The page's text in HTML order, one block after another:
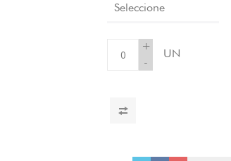
Seleccione
+
-
UN